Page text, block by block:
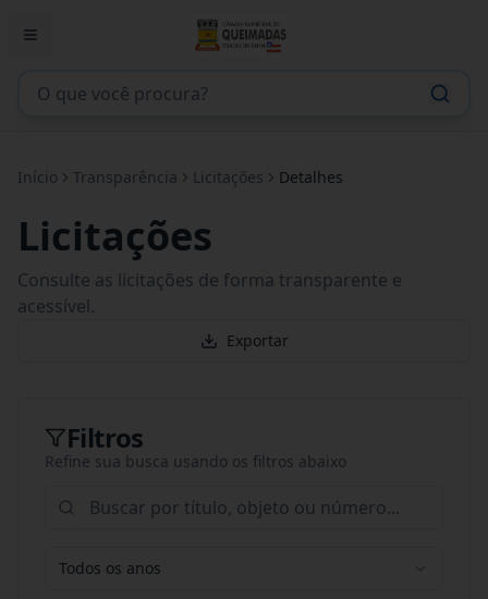
Início Transparência Licitações Detalhes
Licitações
Consulte as licitações de forma transparente e
acessível.
Exportar
Filtros
Refine sua busca usando os filtros abaixo
Todos os anos